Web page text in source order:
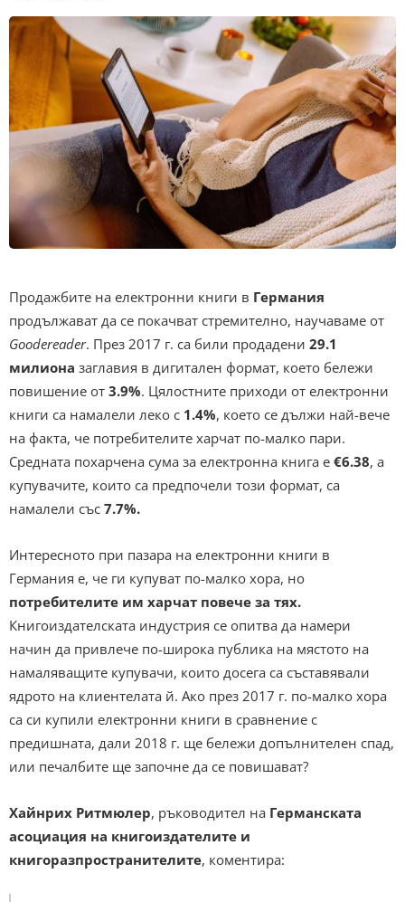
Продажбите на електронни книги в Германия
продължават да се покачват стремително, научаваме от
Goodereader. През 2017 г. са били продадени 29.1
милиона заглавия в дигитален формат, което бележи
повишение от 3.9%. Цялостните приходи от електронни
книги са намалели леко с 1.4%, което се дължи най-вече
на факта, че потребителите харчат по-малко пари.
Средната похарчена сума за електронна книга е €6.38, а
купувачите, които са предпочели този формат, са
намалели със 7.7%.
Интересното при пазара на електронни книги в
Германия е, че ги купуват по-малко хора, но
потребителите им харчат повече за тях.
Книгоиздателската индустрия се опитва да намери
начин да привлече по-широка публика на мястото на
намаляващите купувачи, които досега са съставявали
ядрото на клиентелата й. Ако през 2017 г. по-малко хора
са си купили електронни книги в сравнение с
предишната, дали 2018 г. ще бележи допълнителен спад,
или печалбите ще започне да се повишават?
Хайнрих Ритмюлер, ръководител на Германската
асоциация на книгоиздателите и
книгоразпространителите, коментира: